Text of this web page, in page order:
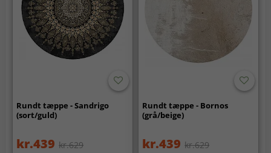
Rundt tæppe - Sandrigo
(sort/guld)
kr.439 kr.629
Rundt tæppe - Bornos
(grå/beige)
kr.439 kr.629